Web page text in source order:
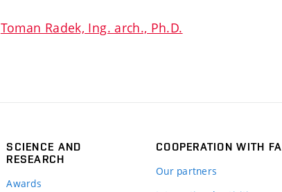
Toman Radek, Ing. arch., Ph.D.
SCIENCE AND
RESEARCH
Awards
COOPERATION WITH FA
Our partners